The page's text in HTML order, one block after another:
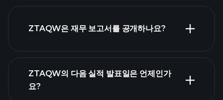
ZTAQW은 재무 보고서를 공개하나요?
ZTAQW의 다음 실적 발표일은 언제인가
요?